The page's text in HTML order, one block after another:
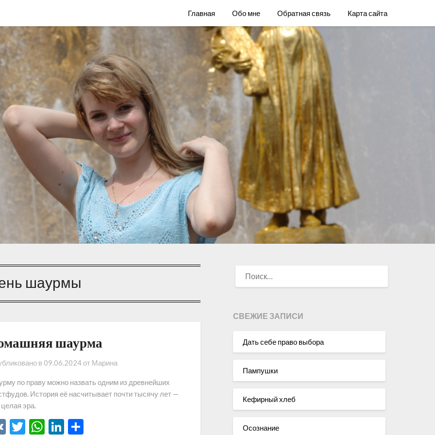
Главная Обо мне Обратная связь Карта сайта
шаурмы
шаурма
в 09.06.2024от Марина
по праву можно назвать одним из древнейших
История её насчитывает почти тысячу лет —
целая эра.
VKTwitter
WhatsApp
LinkedIn
Отправить
СВЕЖИЕ ЗАПИСИ
Дать себе право выбора
Пампушки
Кефирный хлеб
Осознание